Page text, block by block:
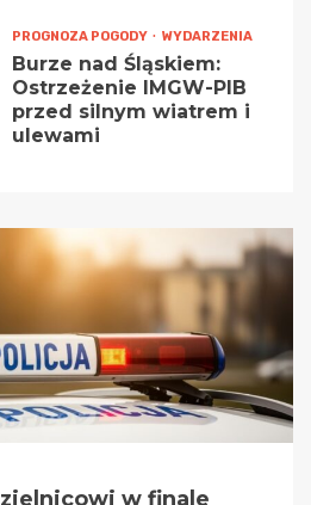
PROGNOZA POGODY WYDARZENIA
Burze nad Śląskiem:
Ostrzeżenie IMGW-PIB
przed silnym wiatrem i
ulewami
w finale